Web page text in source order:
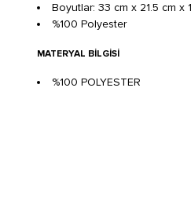
Boyutlar: 33 cm x 21.5 cm x
%100 Polyester
MATERYAL BILGISI
%100 POLYESTER